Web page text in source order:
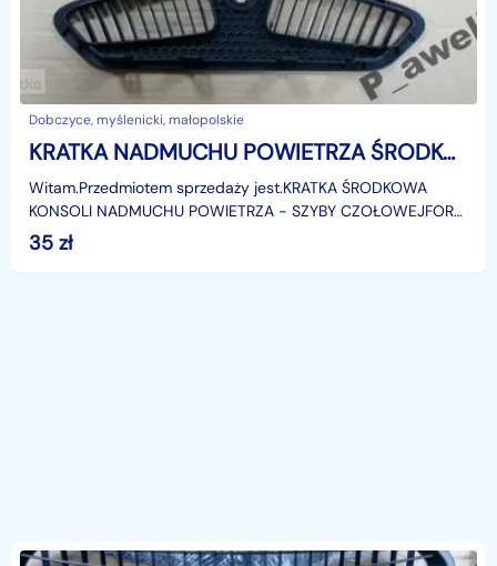
Dobczyce, myślenicki, małopolskie
KRATKA NADMUCHU POWIETRZA ŚRODKOWA FORD GALAXY Ford Galaxy
Witam.Przedmiotem sprzedaży jest.KRATKA ŚRODKOWA
KONSOLI NADMUCHU POWIETRZA - SZYBY CZOŁOWEJFORD
GALAXY MK3Model: 2006-2015r.Zastosowanie:Ford Galaxy
MK3, od: 0
35 zł